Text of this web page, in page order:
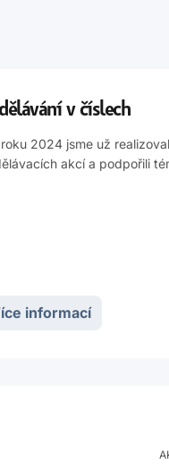
v číslech
2024 jsme už
akcí a podpořili
informací